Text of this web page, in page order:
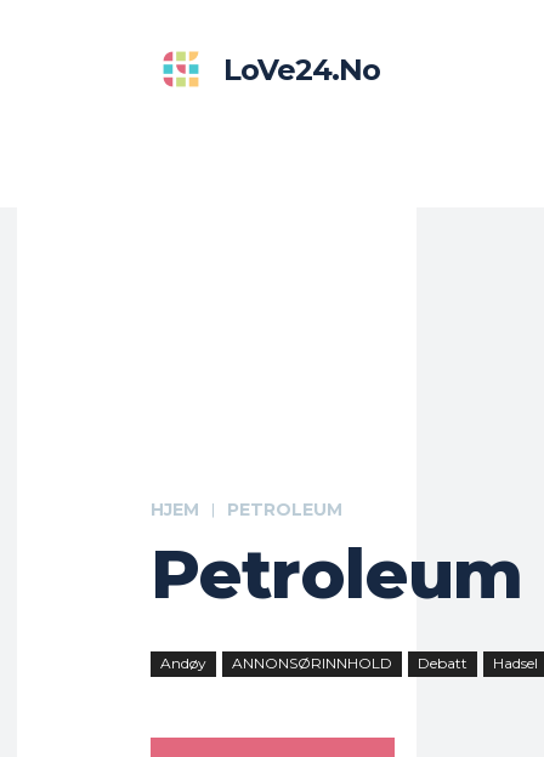
LoVe24.no
HJEM PETROLEUM
Petroleum
Andøy ANNONSØRINNHOLD Debatt Hadsel